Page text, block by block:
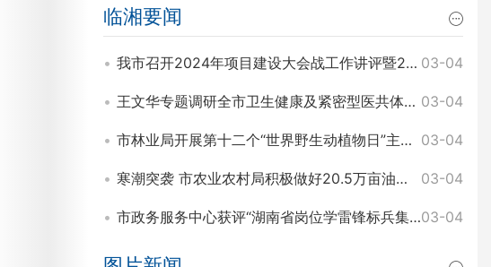
临湘要闻
我市召开2024年项目建设大会战工作讲评暨2025年园区项目建设大会战工作动员会 王文华 刘琦出席 03-04
王文华专题调研全市卫生健康及紧密型医共体建设工作 刘琦参加 03-04
市林业局开展第十二个“世界野生动植物日”主题宣传活动 03-04
寒潮突袭 市农业农村局积极做好20.5万亩油菜田间管理和防寒工作 03-04
市政务服务中心获评“湖南省岗位学雷锋标兵集体”称号03-04